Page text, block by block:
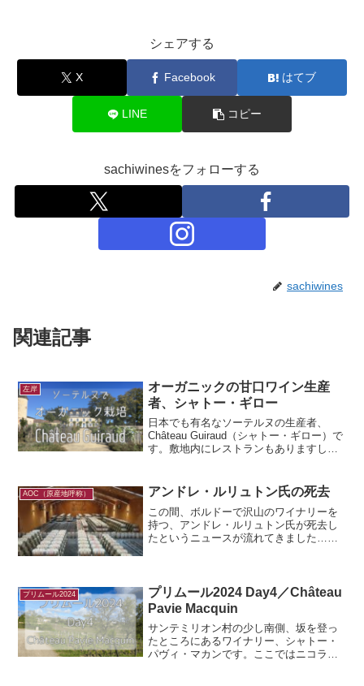
シェアする
X Facebook はてブ
LINE コピー
sachiwinesをフォローする
sachiwines
関連記事
左岸
オーガニックの甘口ワイン生産
者、シャトー・ギロー
日本でも有名なソーテルヌの生産者、
Château Guiraud（シャトー・ギロー）で
す。敷地内にレストランもありますし、
ーテルヌで辛口白ワインをつくっていた
り、注目ど...
AOC（原産地呼称） アンドレ・ルリュトン氏の死去
この間、ボルドーで沢山のワイナリーを
持つ、アンドレ・ルリュトン氏が死去し
たというニュースが流れてきました…。
ン・ペッサックレオニャンを...
プリムール2024
プリムール2024 Day4／Château
Pavie Macquin
サンテミリオン村の少し南側、坂を登っ
たところにあるワイナリー、シャトー・
パヴィ・マカンです。ここではニコラ・